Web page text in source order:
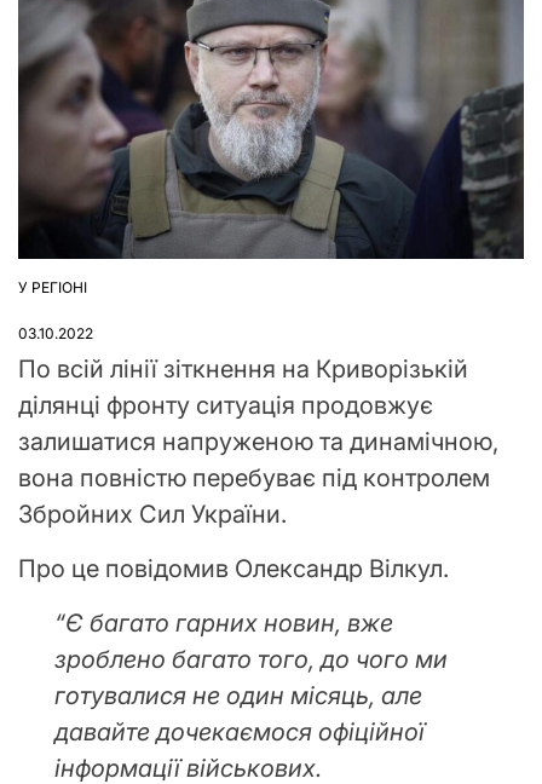
ОПУБЛІКУВАТИ
У РЕГІОНІ
03.10.2022
По всій лінії зіткнення на Криворізькій
ділянці фронту ситуація продовжує
залишатися напруженою та динамічною,
вона повністю перебуває під контролем
Збройних Сил України.
Про це повідомив Олександр Вілкул.
“Є багато гарних новин, вже
зроблено багато того, до чого ми
готувалися не один місяць, але
давайте дочекаємося офіційної
інформації військових.